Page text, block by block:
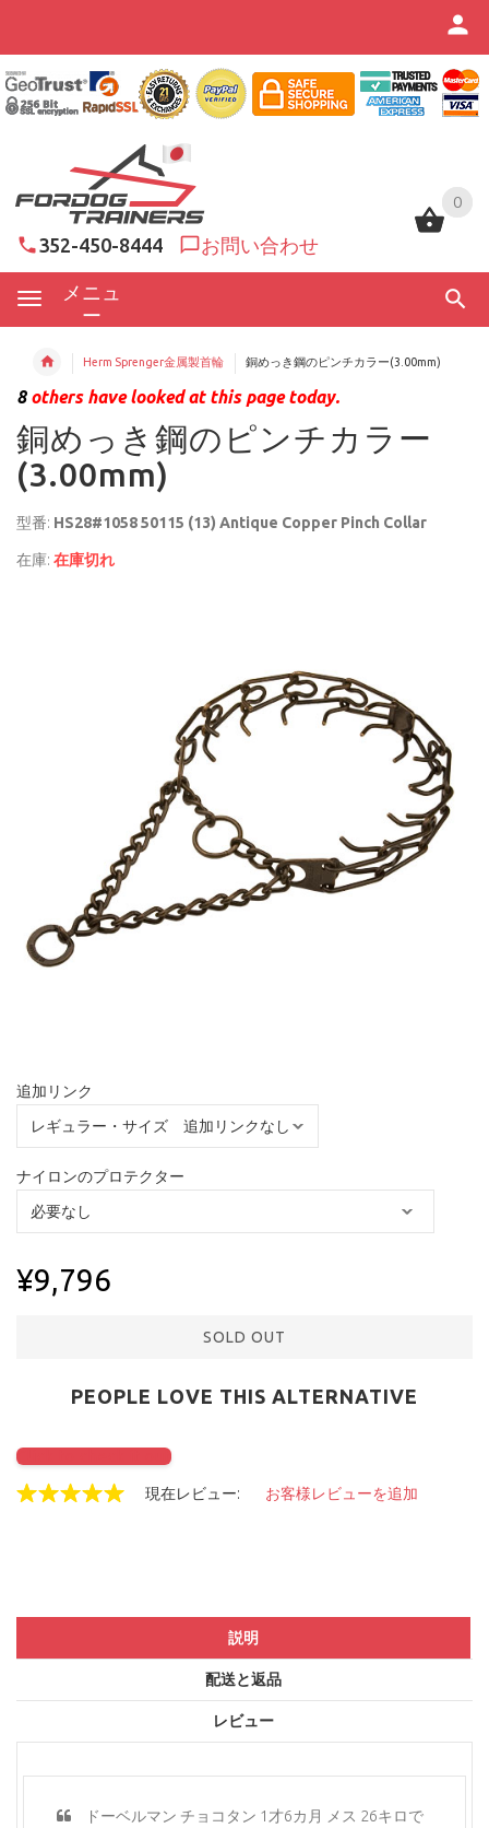
0
352-450-8444 お問い合わせ
メニュ
ー
0
Herm Sprenger金属製首輪 銅めっき鋼のピンチカラー(3.00mm)
8others have looked at this page today.
銅めっき鋼のピンチカラー
(3.00mm)
型番: HS28#1058 50115 (13) Antique Copper Pinch Collar
在庫: 在庫切れ
追加リンク
ナイロンのプロテクター
¥9,796
SOLD OUT
PEOPLE LOVE THIS ALTERNATIVE
Click to check it out
現在レビュー: お客様レビューを追加
説明
配送と返品
レビュー
ドーベルマン チョコタン 1才6カ月 メス 26キロで